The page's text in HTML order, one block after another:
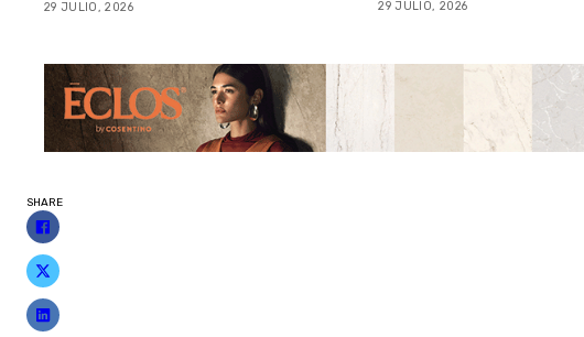
29 JULIO, 2026 29 JULIO, 2026
SHARE